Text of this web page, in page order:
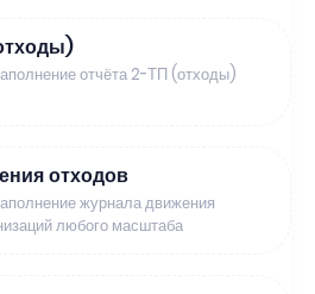
отчёта 2-ТП (отходы)
отходов
журнала движения
любого масштаба